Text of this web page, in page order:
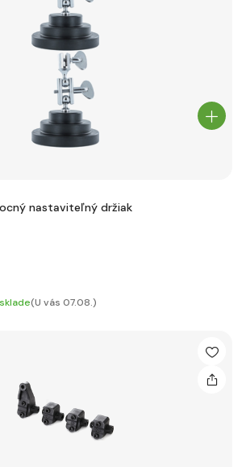
nastaviteľný držiak
(U vás 07.08.)